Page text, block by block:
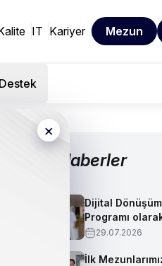
IT Kariyer Mezun
Destek
×
Diğer Haberler
Dijital
Programı
Tercih Tanıtım
29.07.2026
İlk